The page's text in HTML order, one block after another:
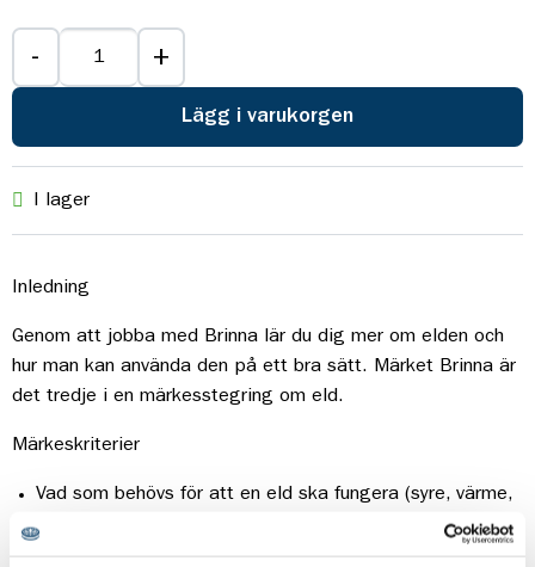
- +
Lägg i varukorgen
I lager
Inledning
Genom att jobba med Brinna lär du dig mer om elden och
hur man kan använda den på ett bra sätt.
Märket Brinna är
det tredje i en märkesstegring om eld.
Märkeskriterier
Vad som behövs för att en eld ska fungera (syre, värme,
bränsle) och ha fått testa vad som händer om alla delar
inte finns med.